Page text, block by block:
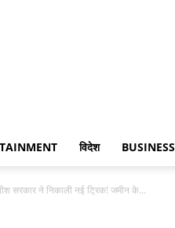
विदेश BUSINESS
सरकार ने निकाली नई ट्रिक! जमीन के...